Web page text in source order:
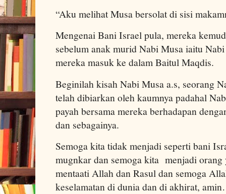
“Aku melihat Musa bersolat di sisi
Mengenai Bani Israel pula, mereka
sebelum anak murid Nabi Musa iaitu
mereka masuk ke dalam Baitul Maqdis.
Beginilah kisah Nabi Musa a.s, seorang
telah dibiarkan oleh kaumnya padahal
payah bersama mereka berhadapan
dan sebagainya.
Semoga kita tidak menjadi seperti bani
mugnkar dan semoga kita menjadi orang
mentaati Allah dan Rasul dan semoga
keselamatan di dunia dan di akhirat,